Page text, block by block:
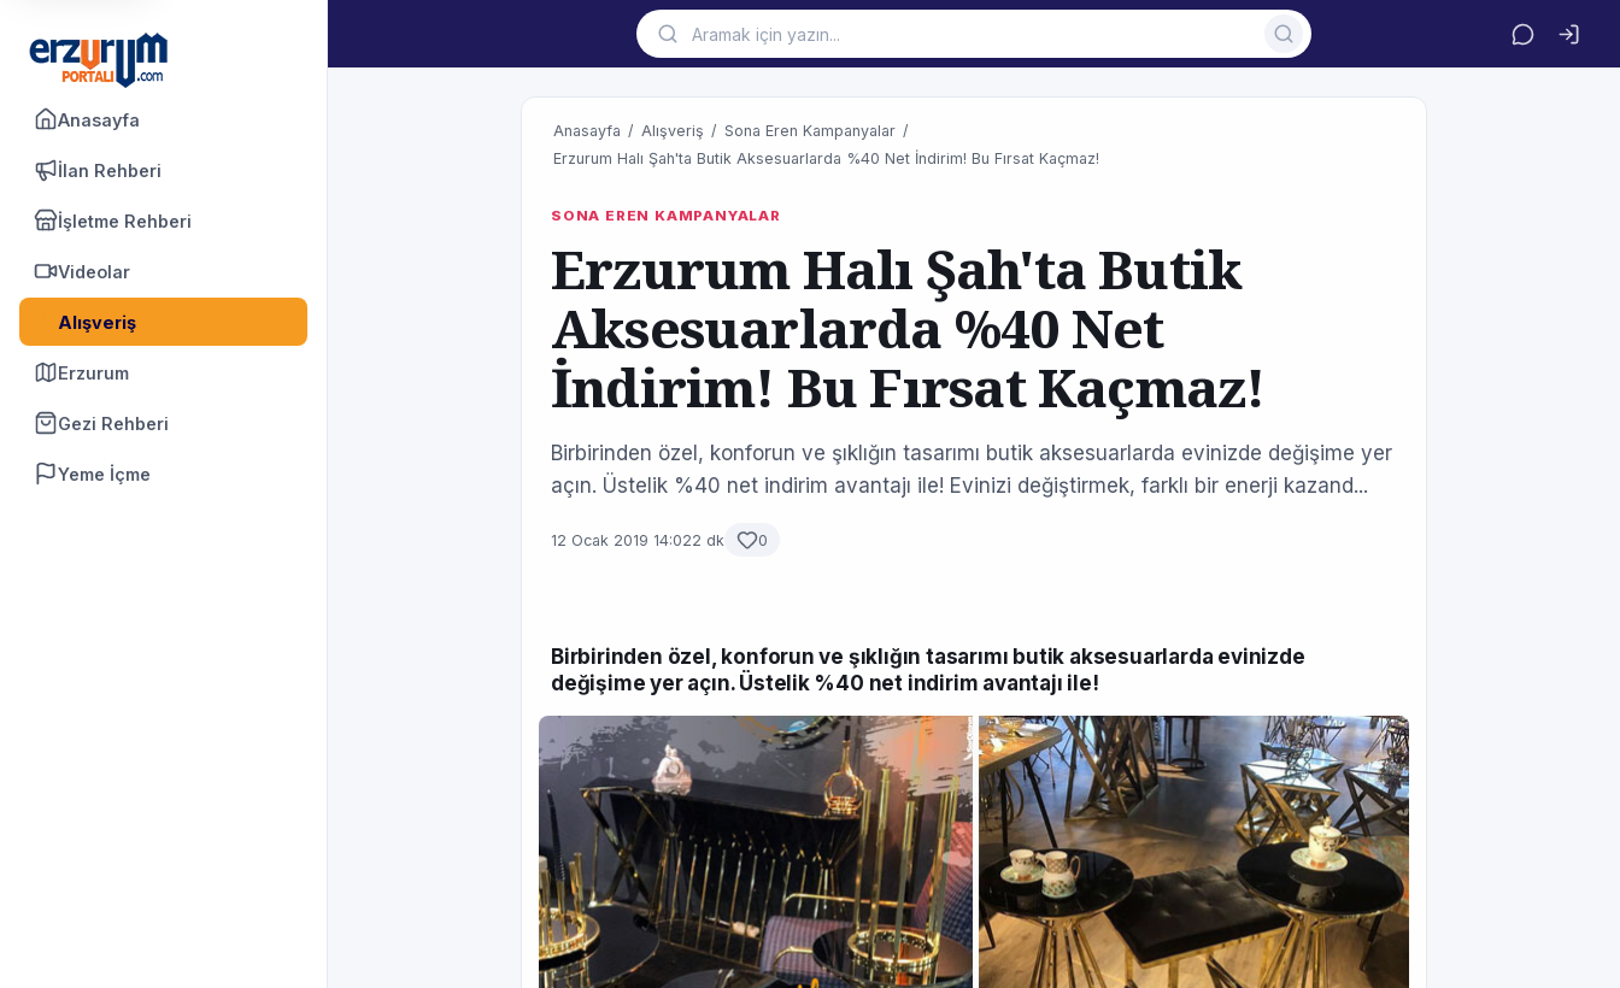
Anasayfa
İlan Rehberi
İşletme Rehberi
Videolar
Alışveriş
Erzurum
Gezi Rehberi
Yeme İçme
Anasayfa / Alışveriş / Sona Eren Kampanyalar /
Erzurum Halı Şah'ta Butik Aksesuarlarda %40 Net İndirim! Bu Fırsat Kaçmaz!
SONA EREN KAMPANYALAR
Erzurum Halı Şah'ta Butik
Aksesuarlarda %40 Net
İndirim! Bu Fırsat Kaçmaz!
Birbirinden özel, konforun ve şıklığın tasarımı butik aksesuarlarda evinizde değişime yer
açın. Üstelik %40 net indirim avantajı ile! Evinizi değiştirmek, farklı bir enerji kazand...
12 Ocak 2019 14:022 dk 0
Birbirinden özel, konforun ve şıklığın tasarımı butik aksesuarlarda evinizde
değişime yer açın. Üstelik %40 net indirim avantajı ile!